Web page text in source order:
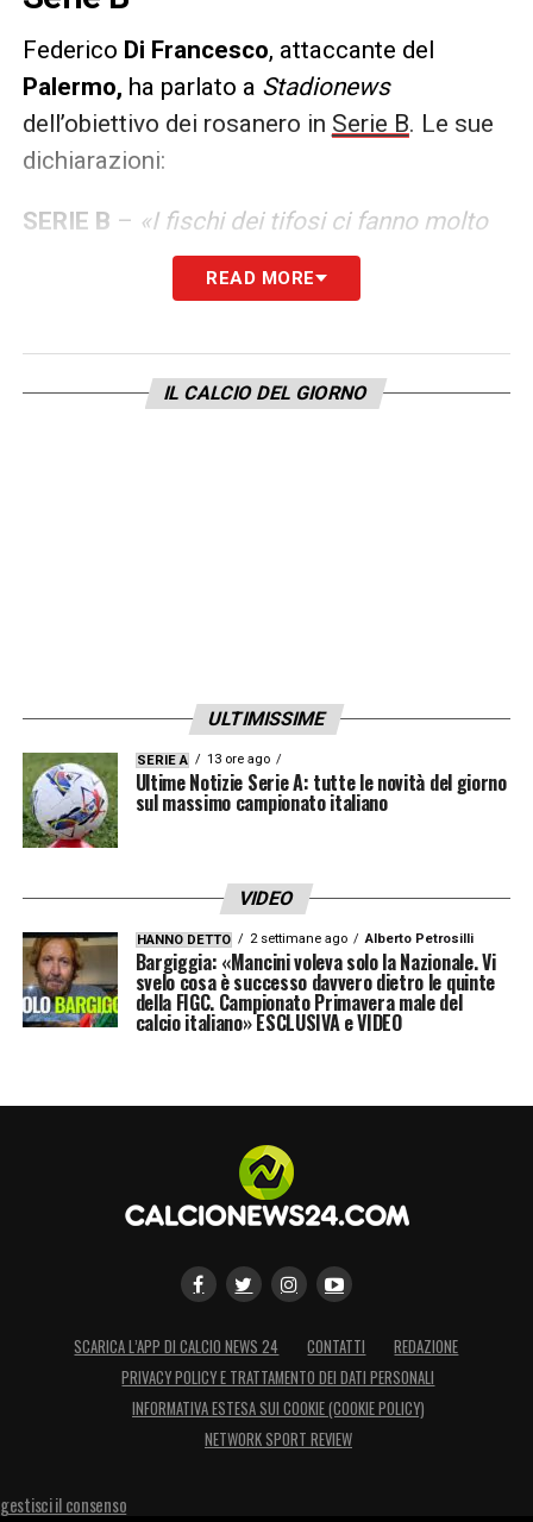
Federico Di Francesco, attaccante del
Palermo, ha parlato a Stadionews
dell’obiettivo dei rosanero in Serie B. Le sue
dichiarazioni:
SERIE B – «I fischi dei tifosi ci fanno molto
male, ma ci fanno anche capire la
responsabilità che abbiamo. Ora dobbiamo
al meglio alle ultime otto gare dopo un
READ MORE
IL CALCIO DEL GIORNO
ULTIMISSIME
SERIE A 13 ore ago
Ultime Notizie Serie A: tutte le novità del giorno
sul massimo campionato italiano
VIDEO
HANNO DETTO 2 settimane ago Alberto Petrosilli
Bargiggia: «Mancini voleva solo la Nazionale. Vi
svelo cosa è successo davvero dietro le quinte
della FIGC. Campionato Primavera male del
calcio italiano» ESCLUSIVA e VIDEO
SCARICA L’APP DI CALCIO NEWS 24 CONTATTI
REDAZIONE
PRIVACY POLICY E TRATTAMENTO DEI DATI PERSONALI
INFORMATIVA ESTESA SUI COOKIE (COOKIE POLICY)
NETWORK SPORT REVIEW
gestisci il consenso